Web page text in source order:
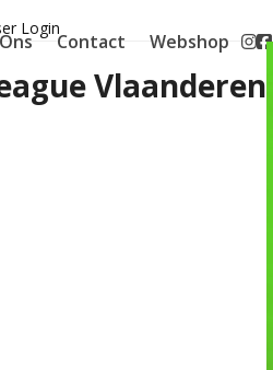
Login
Vlaanderen
Contact Webshop